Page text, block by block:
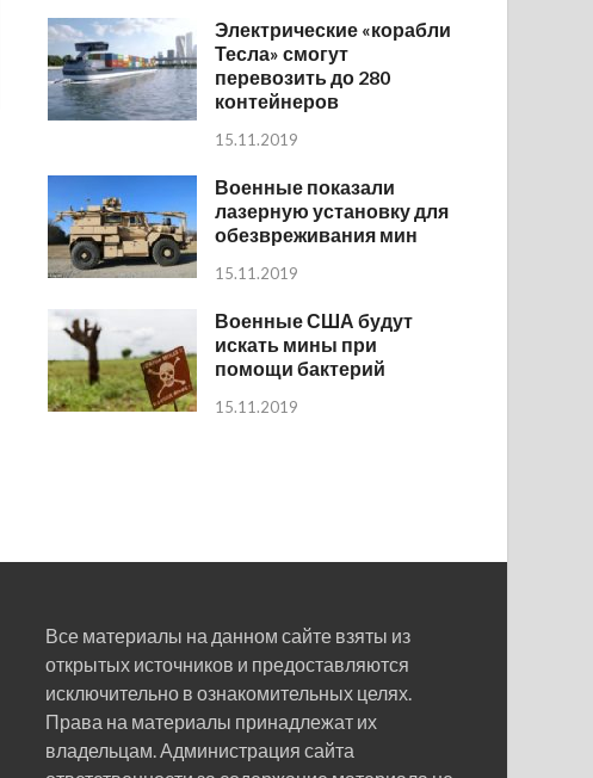
Электрические «корабли
Тесла» смогут
перевозить до 280
контейнеров
15.11.2019
Военные показали
лазерную установку для
обезвреживания мин
15.11.2019
Военные США будут
искать мины при
помощи бактерий
15.11.2019
Все материалы на данном сайте взяты из
открытых источников и предоставляются
исключительно в ознакомительных целях.
Права на материалы принадлежат их
владельцам. Администрация сайта